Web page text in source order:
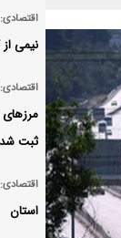
اقتصادی:
نیمی
اقتصادی:
ثبت شد
اقتصادی:
استان